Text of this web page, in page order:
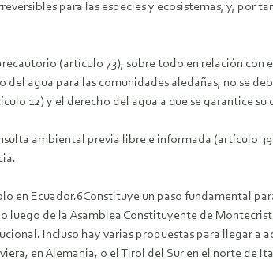
para las especies y ecosistemas, y, por
(artículo 73), sobre todo en relación con
agua para las comunidades aledañas, no se
12) y el derecho del agua a que se garantice su
ambiental previa libre e informada (artículo
en Ecuador.6Constituye un paso fundamental
de la Asamblea Constituyente de
Incluso hay varias propuestas para llegar
en Alemania, o el Tirol del Sur en el norte de